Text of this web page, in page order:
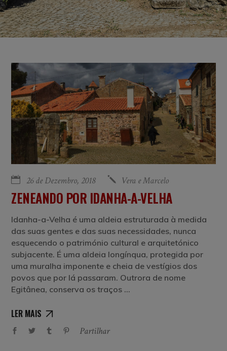
26 de Dezembro, 2018 Vera e Marcelo
ZENEANDO POR IDANHA-A-VELHA
Idanha-a-Velha é uma aldeia estruturada à medida
das suas gentes e das suas necessidades, nunca
esquecendo o património cultural e arquitetónico
subjacente. É uma aldeia longínqua, protegida por
uma muralha imponente e cheia de vestígios dos
povos que por lá passaram. Outrora de nome
Egitânea, conserva os traços
LER MAIS
Partilhar